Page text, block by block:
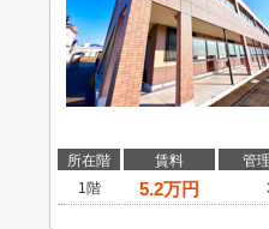
所在階 賃料
管
1階
5.2万円